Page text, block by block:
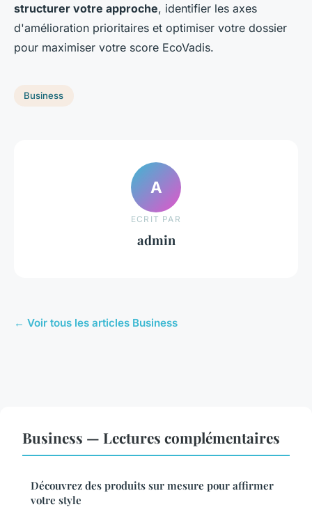
structurer votre approche, identifier les axes
d'amélioration prioritaires et optimiser votre dossier
pour maximiser votre score EcoVadis.
Business
A
ECRIT PAR
admin
← Voir tous les articles Business
Business — Lectures complémentaires
Découvrez des produits sur mesure pour affirmer
votre style